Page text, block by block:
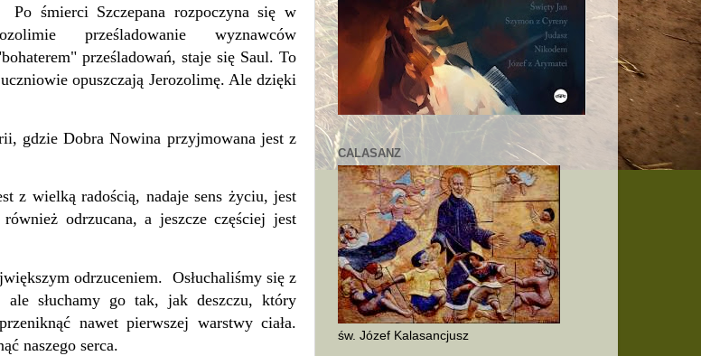
śmierci Szczepana rozpoczyna się w
prześladowanie wyznawców
prześladowań, staje się Saul. To
opuszczają Jerozolimę. Ale dzięki
gdzie Dobra Nowina przyjmowana jest z
z wielką radością, nadaje sens życiu, jest
odrzucana, a jeszcze częściej jest
odrzuceniem. Osłuchaliśmy się z
słuchamy go tak, jak deszczu, który
nawet pierwszej warstwy ciała.
naszego serca.
CALASANZ
św. Józef Kalasancjusz